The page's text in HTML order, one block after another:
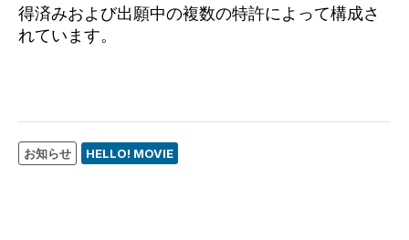
得済みおよび出願中の複数の特許によって構成さ
れています。
お知らせ HELLO! MOVIE